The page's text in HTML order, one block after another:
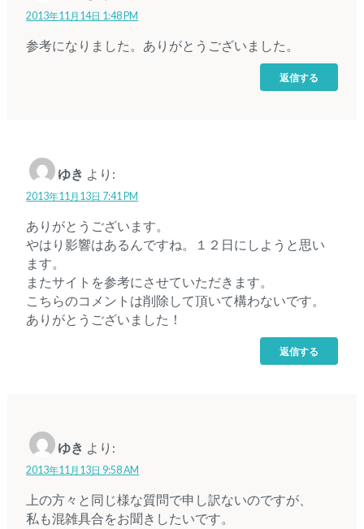
2013年11月14日 1:48 PM
参考になりました。ありがとうございました。
返信する
ゆき より:
2013年11月13日 7:41 PM
ありがとうございます。
やはり影響はあるんですね。１２日にしようと思い
ます。
またサイトを参考にさせていただきます。
こちらのコメントは削除して頂いて構わないです。
ありがとうございました！
返信する
ゆき より:
2013年11月13日 9:58 AM
上の方々と同じ様な質問で申し訳ないのですが、
私も混雑具合をお聞きしたいです。